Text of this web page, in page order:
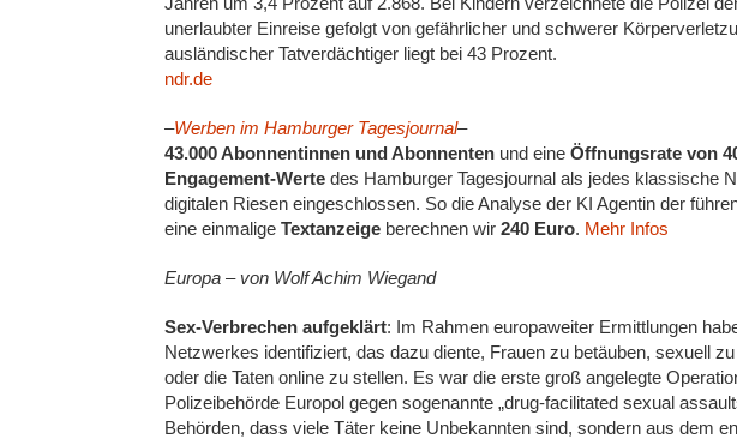
unerlaubter Einreise gefolgt von gefährlicher und schwerer
ausländischer Tatverdächtiger liegt bei 43 Prozent.
ndr.de
–Werben im Hamburger Tagesjournal–
43.000 Abonnentinnen und Abonnenten und eine Öffnungsrate von
Engagement-Werte des Hamburger Tagesjournal als jedes klassische
digitalen Riesen eingeschlossen. So die Analyse der KI Agentin der
eine einmalige Textanzeige berechnen wir 240 Euro. Mehr Infos
Europa – von Wolf Achim Wiegand
Sex-Verbrechen aufgeklärt: Im Rahmen europaweiter Ermittlungen
Netzwerkes identifiziert, das dazu diente, Frauen zu betäuben, sexuell
oder die Taten online zu stellen. Es war die erste groß angelegte
Polizeibehörde Europol gegen sogenannte „drug-facilitated sexual
Behörden, dass viele Täter keine Unbekannten sind, sondern aus dem